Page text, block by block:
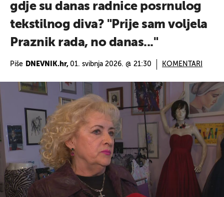
gdje su danas radnice posrnulog
tekstilnog diva? "Prije sam voljela
Praznik rada, no danas..."
Piše DNEVNIK.hr, 01. svibnja 2026. @ 21:30 KOMENTARI